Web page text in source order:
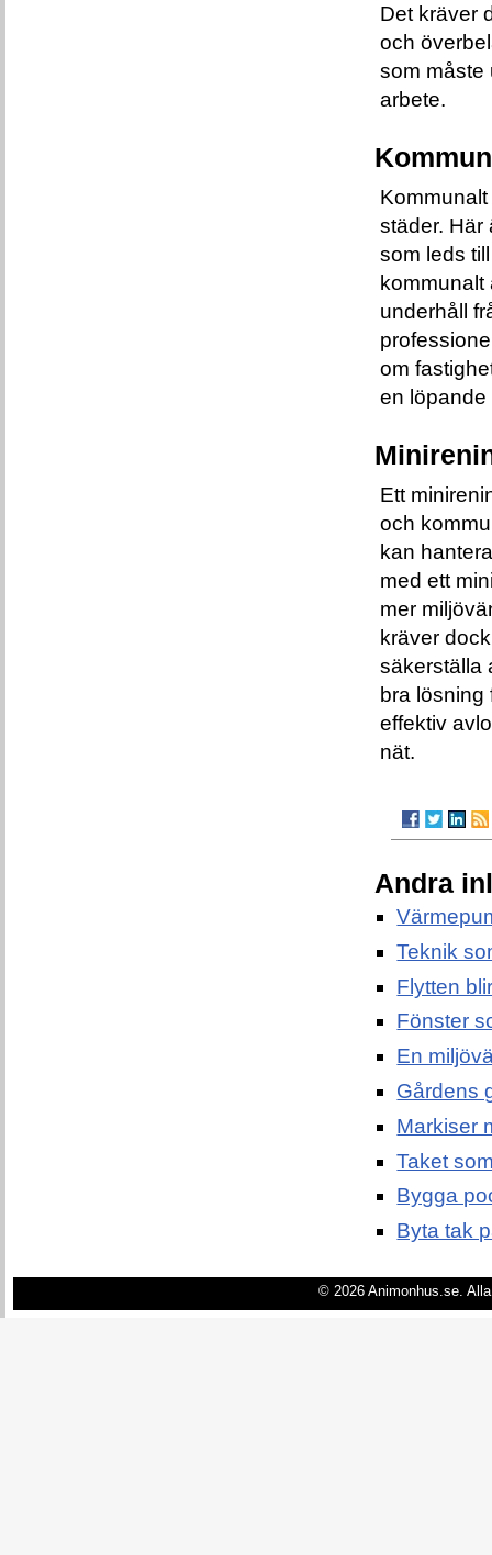
Det kräver
och
som måste
arbete.
städer. Här
som leds
underhåll
om
en löpande
Ett
och
kan
med ett
mer
kräver
säkerställa
bra
effektiv
nät.
Andra
Teknik
Flytten
Fönster
En
Gårdens
Markiser
Taket
Bygga
Byta tak
© 2026 Animonhus.se.